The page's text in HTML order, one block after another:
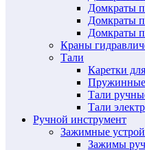
Домкраты
Домкраты
Домкраты
Краны
Тали
Каретки
Пружинные
Тали
Тали
Ручной инструмент
Зажимные
Зажимы